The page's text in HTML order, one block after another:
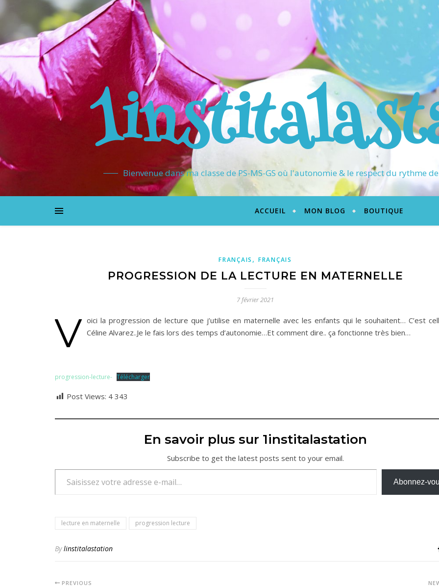
Bienvenue dans ma classe de PS-MS-GS où l'autonomie & le respect du rythme
ACCUEIL MON BLOG BOUTIQUE
FRANÇAIS , FRANÇAIS
PROGRESSION DE LA LECTURE EN MATERNELLE
7 février 2021
V oici la progression de lecture que j’utilise en maternelle avec les enfants qui le souhaitent… C’est
Céline Alvarez..Je le fais lors des temps d’autonomie…Et comment dire.. ça fonctionne très bien…
progression-lecture- Télécharger
Post Views: 4 343
En savoir plus sur 1institalastation
Subscribe to get the latest posts sent to your email.
Saisissez votre adresse e-mail…
Abonnez-
lecture en maternelle progression lecture
Bylinstitalastation
PREVIOUS